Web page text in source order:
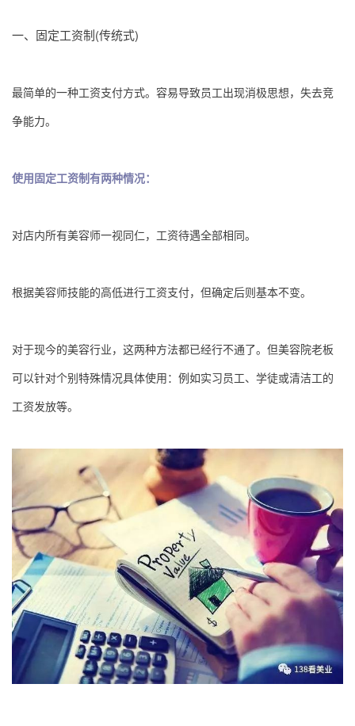
一、固定工资制(传统式)
最简单的一种工资支付方式。容易导致员工出现消极思想，失去竞
争能力。
使用固定工资制有两种情况：
对店内所有美容师一视同仁，工资待遇全部相同。
根据美容师技能的高低进行工资支付，但确定后则基本不变。
对于现今的美容行业，这两种方法都已经行不通了。但美容院老板
可以针对个别特殊情况具体使用：例如实习员工、学徒或清洁工的
工资发放等。